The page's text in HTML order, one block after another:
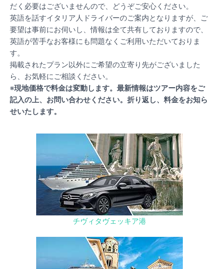
だく必要はございませんので、どうぞご安心ください。
英語を話すイタリア人ドライバーのご案内となりますが、ご
要望は事前にお伺いし、情報は全て共有しておりますので、
英語が苦手なお客様にも問題なくご利用いただいておりま
す。
掲載されたプラン以外にご希望の立寄り先がございました
ら、お気軽にご相談ください。
※現地価格で料金は変動します。最新情報はツアー内容をご
記入の上、お問い合わせください。折り返し、料金をお知ら
せいたします。
チヴィタヴェッキア港